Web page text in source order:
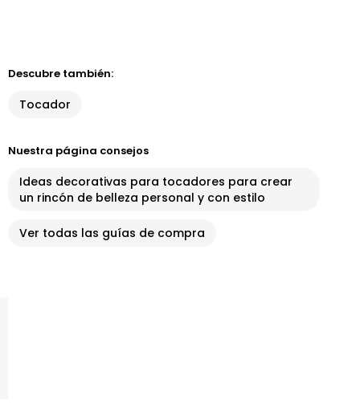
Descubre también:
Tocador
Nuestra página consejos
Ideas decorativas para tocadores para crear
un rincón de belleza personal y con estilo
Ver todas las guías de compra